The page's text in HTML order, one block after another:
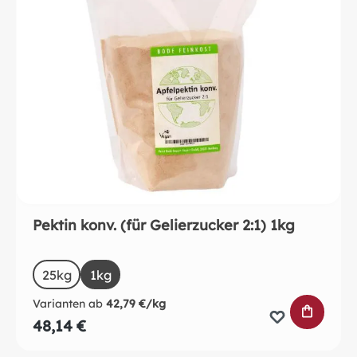
Pektin konv. (für Gelierzucker 2:1) 1kg
Sizeauswählen
25kg 1kg
Varianten ab 42,79 €/kg
48,14 €
IN DEN